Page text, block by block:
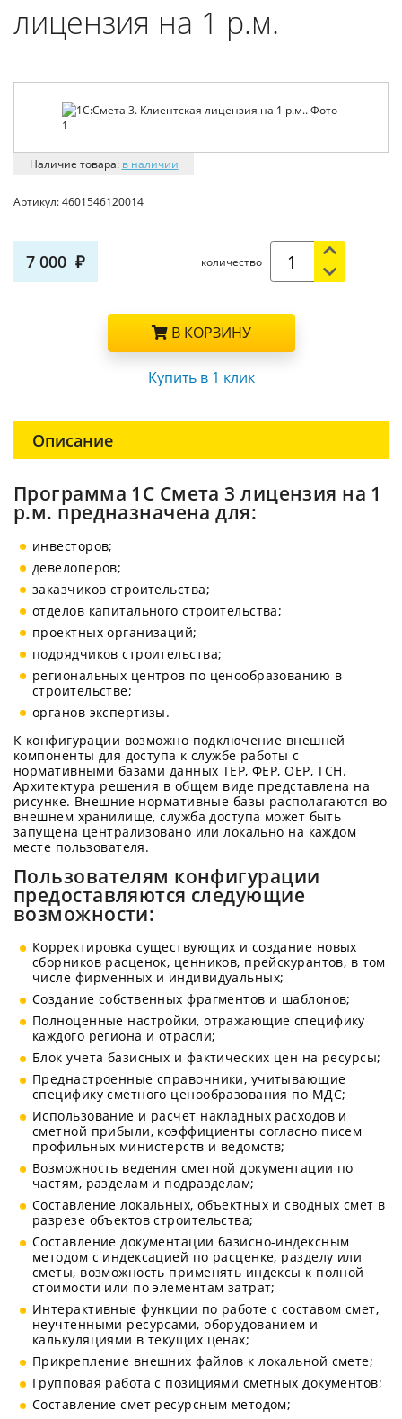
лицензия на 1 р.м.
Наличие товара: в наличии
Артикул:4601546120014
7 000 количество
В КОРЗИНУ
Купить в 1 клик
Описание
Программа 1С Смета 3 лицензия на 1
р.м. предназначена для:
инвесторов;
девелоперов;
заказчиков строительства;
отделов капитального строительства;
проектных организаций;
подрядчиков строительства;
региональных центров по ценообразованию в
строительстве;
органов экспертизы.
К конфигурации возможно подключение внешней
компоненты для доступа к службе работы с
нормативными базами данных ТЕР, ФЕР, ОЕР, ТСН.
Архитектура решения в общем виде представлена на
рисунке. Внешние нормативные базы располагаются во
внешнем хранилище, служба доступа может быть
запущена централизовано или локально на каждом
месте пользователя.
Пользователям конфигурации
предоставляются следующие
возможности:
Корректировка существующих и создание новых
сборников расценок, ценников, прейскурантов, в том
числе фирменных и индивидуальных;
Создание собственных фрагментов и шаблонов;
Полноценные настройки, отражающие специфику
каждого региона и отрасли;
Блок учета базисных и фактических цен на ресурсы;
Преднастроенные справочники, учитывающие
специфику сметного ценообразования по МДС;
Использование и расчет накладных расходов и
сметной прибыли, коэффициенты согласно писем
профильных министерств и ведомств;
Возможность ведения сметной документации по
частям, разделам и подразделам;
Составление локальных, объектных и сводных смет в
разрезе объектов строительства;
Составление документации базисно-индексным
методом с индексацией по расценке, разделу или
сметы, возможность применять индексы к полной
стоимости или по элементам затрат;
Интерактивные функции по работе с составом смет,
неучтенными ресурсами, оборудованием и
калькуляциями в текущих ценах;
Прикрепление внешних файлов к локальной смете;
Групповая работа с позициями сметных документов;
Составление смет ресурсным методом;